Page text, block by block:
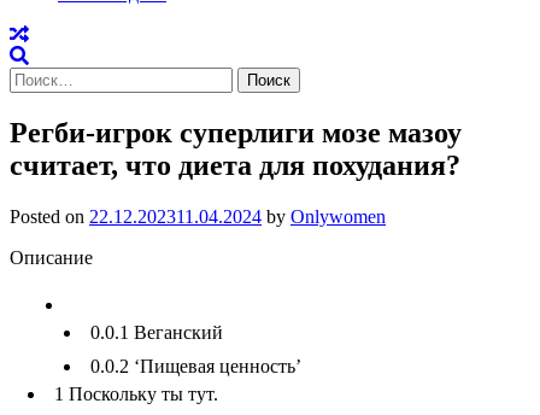
Найти:
Регби-игрок суперлиги мозе мазоу
считает, что диета для похудания?
Posted on 22.12.202311.04.2024 by Onlywomen
Описание
0.0.1 Веганский
0.0.2 ‘Пищевая ценность’
1 Поскольку ты тут.